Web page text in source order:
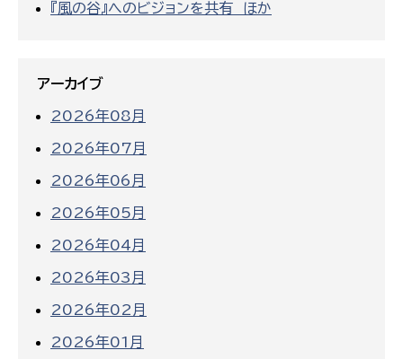
『風の谷』へのビジョンを共有 ほか
アーカイブ
2026年08月
2026年07月
2026年06月
2026年05月
2026年04月
2026年03月
2026年02月
2026年01月